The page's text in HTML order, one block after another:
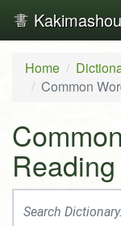
Kakimashou
Home
Common
Reading